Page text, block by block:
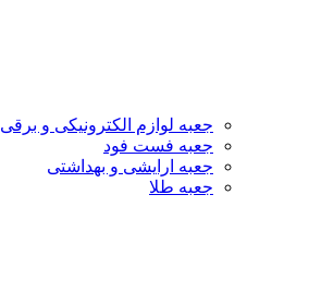
جعبه لوازم الکترونیکی و برقی
جعبه فست فود
جعبه ارایشی و بهداشتی
جعبه طلا